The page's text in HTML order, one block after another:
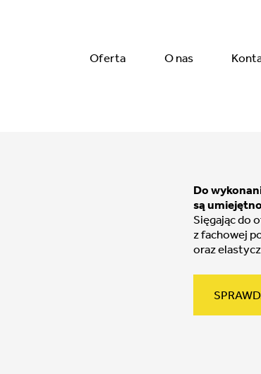
Oferta O nas
Do
są
Sięgając do
z fachowej
oraz